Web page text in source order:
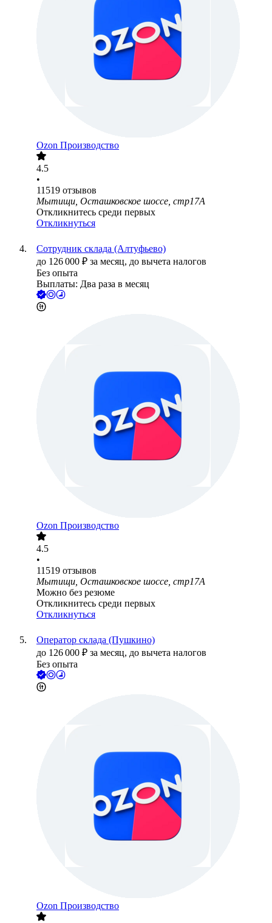
Ozon Производство
4.5
•
11519 отзывов
Мытищи, Осташковское шоссе, стр17А
Откликнитесь среди первых
Откликнуться
Сотрудник склада (Алтуфьево)
до 126 000 ₽ за месяц, до вычета налогов
Без опыта
Выплаты: Два раза в месяц
Ozon Производство
4.5
•
11519 отзывов
Мытищи, Осташковское шоссе, стр17А
Можно без резюме
Откликнитесь среди первых
Откликнуться
Оператор склада (Пушкино)
до 126 000 ₽ за месяц, до вычета налогов
Без опыта
Ozon Производство